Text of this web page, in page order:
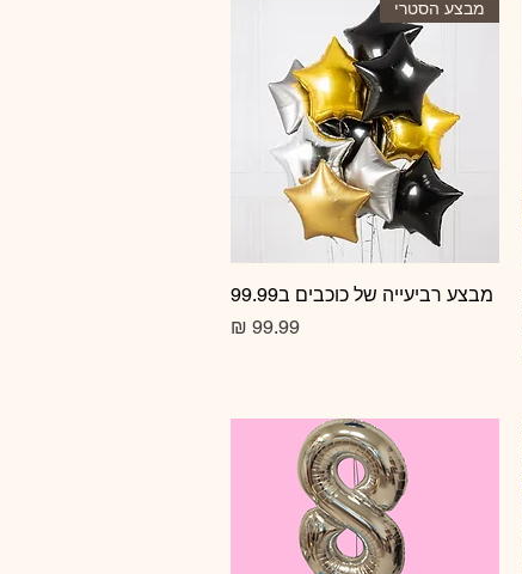
תצוגה מהירה
מבצע הסטרי
מבצע רביעייה של כוכבים ב99.99
מחיר